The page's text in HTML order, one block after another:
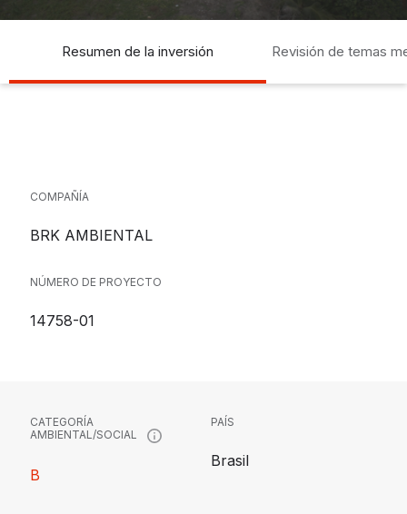
Resumen de la inversión Revisión de temas
COMPAÑÍA
BRK AMBIENTAL
NÚMERO DE PROYECTO
14758-01
CATEGORÍA
AMBIENTAL/SOCIAL
B
PAÍS
Brasil